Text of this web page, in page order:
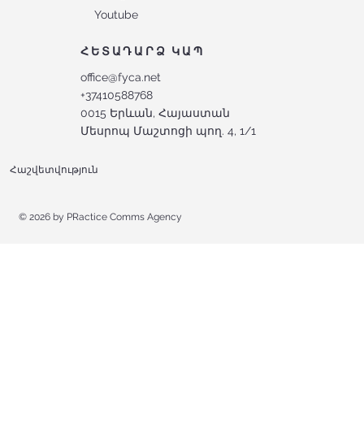
Youtube
ՀԵՏԱԴԱՐՁ ԿԱՊ
office@fyca.net
+37410588768
0015 Երևան, Հայաստան
Մեսրոպ Մաշտոցի պող. 4, 1/1
Հաշվետվություն
© 2026 by PRactice Comms Agency